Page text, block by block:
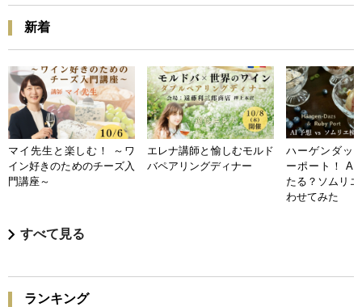
新着
マイ先生と楽しむ！ ～ワ
イン好きのためのチーズ入
門講座～
エレナ講師と愉しむモルド
バペアリングディナー
ハーゲンダッ
ーポート！ AI
たる？ソムリ
わせてみた
すべて見る
ランキング